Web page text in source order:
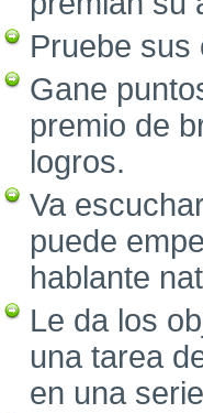
Pruebe sus
Gane
premio de
logros.
Va
puede
hablante
Le da los
una tarea
en una